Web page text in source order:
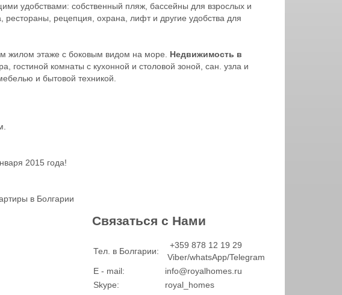
удобствами: собственный пляж, бассейны для взрослых и
рестораны, рецепция, охрана, лифт и другие удобства для
жилом этаже с боковым видом на море. Недвижимость в
гостиной комнаты с кухонной и столовой зоной, сан. узла и
и бытовой техникой.
2015 года!
в Болгарии
Связаться с Нами
Тел. в Болгарии:
+359 878 12 19 29
Viber/whatsApp/Telegram
E - mail:
info@royalhomes.ru
Skype:
royal_homes